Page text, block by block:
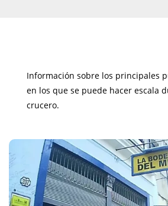
Información sobre los principales
en los que se puede hacer escala
crucero.